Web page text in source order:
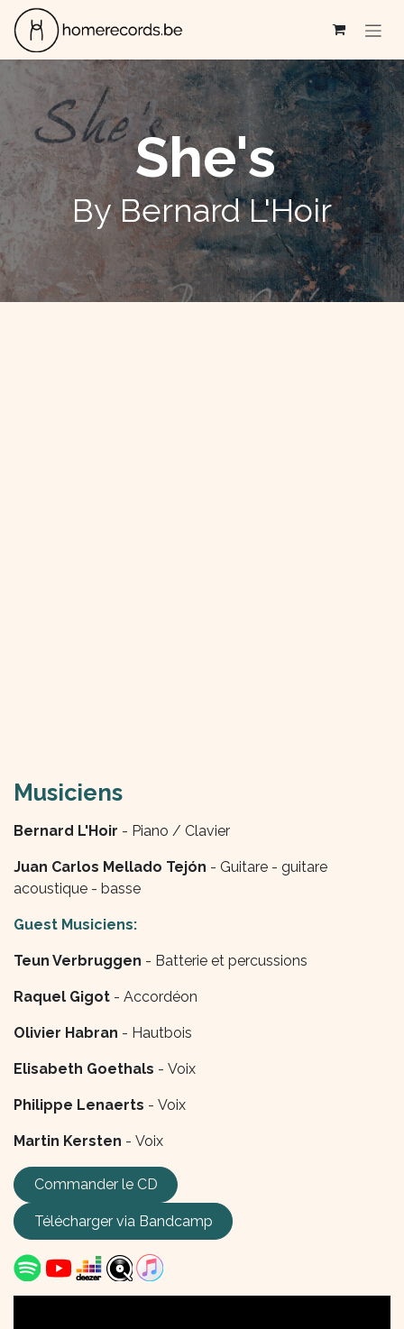
Se rendre au contenu
She's
By Bernard L'Hoir
Musiciens
Bernard L'Hoir - Piano / Clavier
Juan Carlos Mellado Tejón - Guitare - guitare
acoustique - basse
Guest Musiciens:
Teun Verbruggen - Batterie et percussions
Raquel Gigot - Accordéon
Olivier Habran - Hautbois
Elisabeth Goethals - Voix
Philippe Lenaerts - Voix
Martin Kersten - Voix
Commander le CD
Télécharger via Bandcamp​